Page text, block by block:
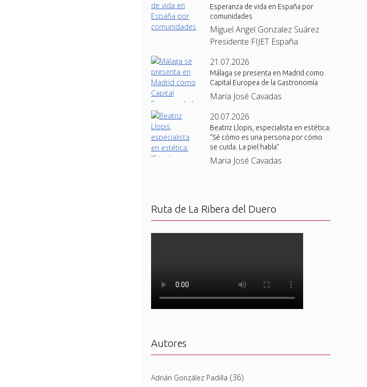
Esperanza de vida en España por
comunidades
Miguel Angel Gonzalez Suárez ·
Presidente FIJET España
21.07.2026
Málaga se presenta en Madrid como
Capital Europea de la Gastronomía
Maria José Cavadas
20.07.2026
Beatriz Llopis, especialista en estética:
“Sé cómo es una persona por cómo
se cuida. La piel habla”
Maria José Cavadas
Ruta de La Ribera del Duero
Autores
Adrián González Padilla (36)